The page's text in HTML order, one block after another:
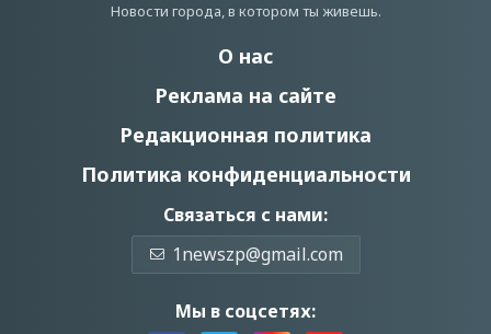
Новости города, в котором ты живешь.
О нас
Реклама на сайте
Редакционная политика
Политика конфиденциальности
Связаться с нами:
1newszp@gmail.com
Мы в соцсетях: